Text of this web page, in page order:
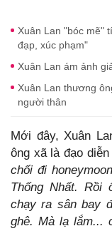
Xuân Lan "bóc mẽ"
đạp, xúc phạm"
Xuân Lan ám ảnh
Xuân Lan thương
người thân
Mới đây, Xuân
ông xã là đạo
chối đi
Thống Nhất. Rồi
chạy ra sân bay
ghê. Mà lạ lắm...